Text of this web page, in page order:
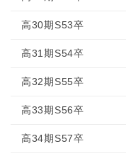
高30期S53卒
高31期S54卒
高32期S55卒
高33期S56卒
高34期S57卒